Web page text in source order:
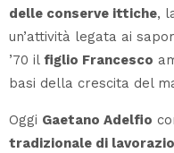
delle conserve ittiche,
un’attività legata ai
’70 il figlio Francesco
basi della crescita del
Oggi Gaetano Adelfio
tradizionale di